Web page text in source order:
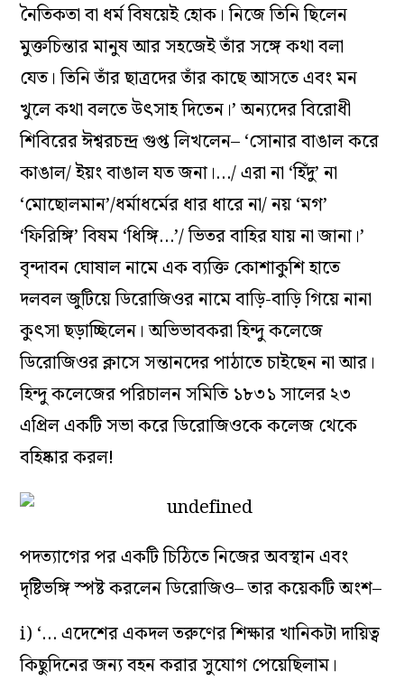
নৈতিকতা বা ধর্ম বিষয়েই হোক। নিজে তিনি ছিলেন
মুক্তচিন্তার মানুষ আর সহজেই তাঁর সঙ্গে কথা বলা
যেত। তিনি তাঁর ছাত্রদের তাঁর কাছে আসতে এবং মন
খুলে কথা বলতে উৎসাহ দিতেন।’ অন‌্যদের বিরোধী
শিবিরের ঈশ্বরচন্দ্র গুপ্ত লিখলেন– ‘সোনার বাঙাল করে
কাঙাল/ ইয়ং বাঙাল যত জনা।…/ এরা না ‘হিঁদু’ না
‘মোছোলমান’/ধর্মাধর্মের ধার ধারে না/ নয় ‘মগ’
‘ফিরিঙ্গি’ বিষম ‘ধিঙ্গি…’/ ভিতর বাহির যায় না জানা।’
বৃন্দাবন ঘোষাল নামে এক ব‌্যক্তি কোশাকুশি হাতে
দলবল জুটিয়ে ডিরোজিওর নামে বাড়ি-বাড়ি গিয়ে নানা
কুৎসা ছড়াচ্ছিলেন। অভিভাবকরা হিন্দু কলেজে
ডিরোজিওর ক্লাসে সন্তানদের পাঠাতে চাইছেন না আর।
হিন্দু কলেজের পরিচালন সমিতি ১৮৩১ সালের ২৩
এপ্রিল একটি সভা করে ডিরোজিওকে কলেজ থেকে
বহিষ্কার করল!
পদত‌্যাগের পর একটি চিঠিতে নিজের অবস্থান এবং
দৃষ্টিভঙ্গি স্পষ্ট করলেন ডিরোজিও– তার কয়েকটি অংশ–
i) ‘… এদেশের একদল তরুণের শিক্ষার খানিকটা দায়িত্ব
কিছুদিনের জন‌্য বহন করার সুযোগ পেয়েছিলাম।